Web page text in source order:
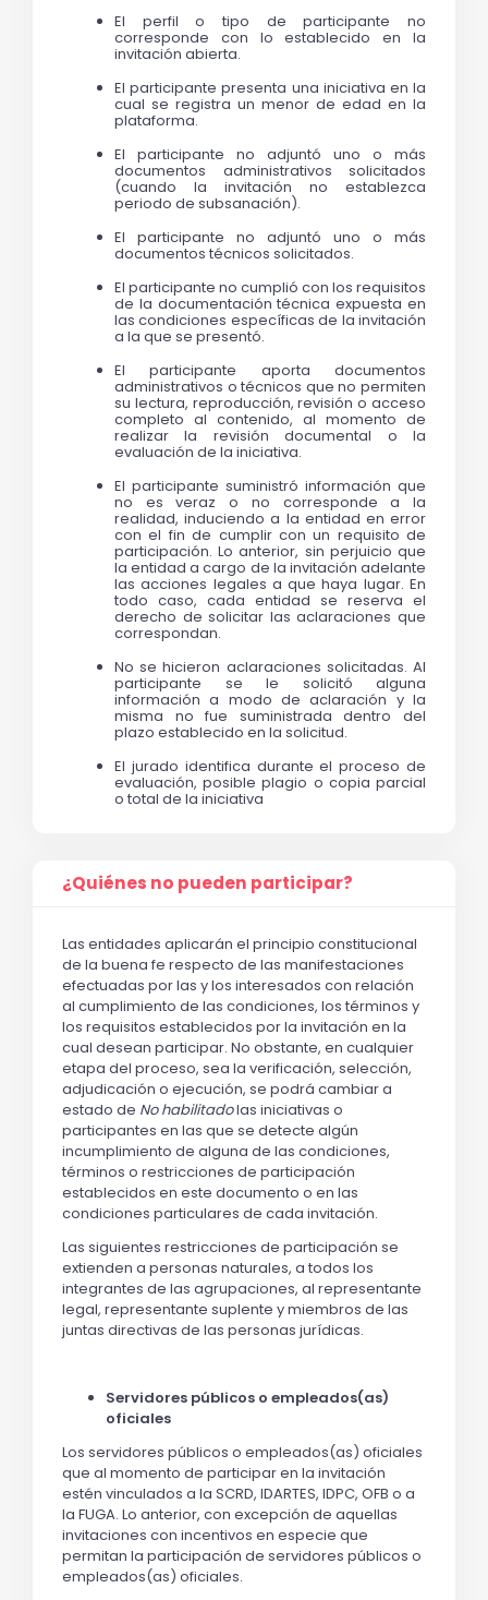
El perfil o tipo de participante no
corresponde con lo establecido en la
invitación abierta.
El participante presenta una iniciativa en la
cual se registra un menor de edad en la
plataforma.
El participante no adjuntó uno o más
documentos administrativos solicitados
(cuando la invitación no establezca
periodo de subsanación).
El participante no adjuntó uno o más
documentos técnicos solicitados.
El participante no cumplió con los requisitos
de la documentación técnica expuesta en
las condiciones específicas de la invitación
a la que se presentó.
El participante aporta documentos
administrativos o técnicos que no permiten
su lectura, reproducción, revisión o acceso
completo al contenido, al momento de
realizar la revisión documental o la
evaluación de la iniciativa.
El participante suministró información que
no es veraz o no corresponde a la
realidad, induciendo a la entidad en error
con el fin de cumplir con un requisito de
participación. Lo anterior, sin perjuicio que
la entidad a cargo de la invitación adelante
las acciones legales a que haya lugar. En
todo caso, cada entidad se reserva el
derecho de solicitar las aclaraciones que
correspondan.
No se hicieron aclaraciones solicitadas. Al
participante se le solicitó alguna
información a modo de aclaración y la
misma no fue suministrada dentro del
plazo establecido en la solicitud.
El jurado identifica durante el proceso de
evaluación, posible plagio o copia parcial
o total de la iniciativa
¿Quiénes no pueden participar?
Las entidades aplicarán el principio constitucional
de la buena fe respecto de las manifestaciones
efectuadas por las y los interesados con relación
al cumplimiento de las condiciones, los términos y
los requisitos establecidos por la invitación en la
cual desean participar. No obstante, en cualquier
etapa del proceso, sea la verificación, selección,
adjudicación o ejecución, se podrá cambiar a
estado de No habilitadolas iniciativas o
participantes en las que se detecte algún
incumplimiento de alguna de las condiciones,
términos o restricciones de participación
establecidos en este documento o en las
condiciones particulares de cada invitación.
Las siguientes restricciones de participación se
extienden a personas naturales, a todos los
integrantes de las agrupaciones, al representante
legal, representante suplente y miembros de las
juntas directivas de las personas jurídicas.
Servidores públicos o empleados(as)
oficiales
Los servidores públicos o empleados(as) oficiales
que al momento de participar en la invitación
estén vinculados a la SCRD, IDARTES, IDPC, OFB o a
la FUGA. Lo anterior, con excepción de aquellas
invitaciones con incentivos en especie que
permitan la participación de servidores públicos o
empleados(as) oficiales.